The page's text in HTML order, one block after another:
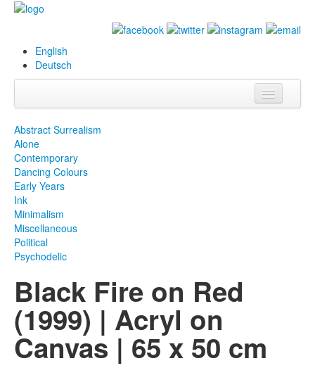
English
Deutsch
Bilder
& Projekte
Events
Presse
Fotos
Abstract Surrealism
Alone
Contemporary
Dancing Colours
Early Years
Ink
Minimalism
Miscellaneous
Political
Psychodelic
Black Fire on Red
(1999) | Acryl on
Canvas | 65 x 50 cm